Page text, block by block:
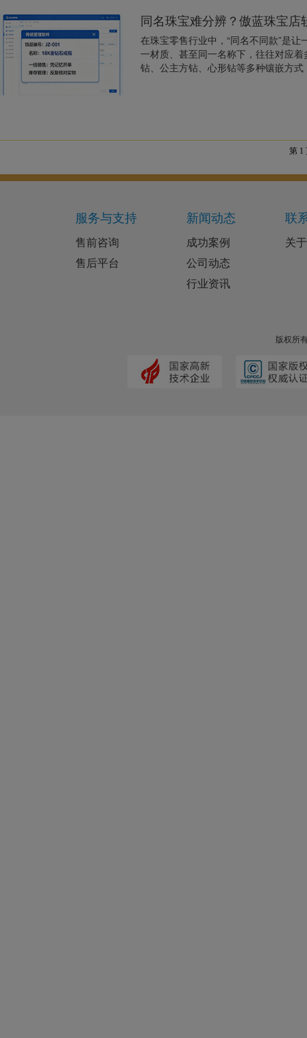
同名珠宝难分辨？傲蓝珠宝
在珠宝零售行业中，“同名不同款”是
一材质、甚至同一名称下，往往对应
钻、公主方钻、心形钻等多种镶嵌方
第 1
服务与支持
售前咨询
售后平台
新闻动态
成功案例
公司动态
行业资讯
联
关
版权所